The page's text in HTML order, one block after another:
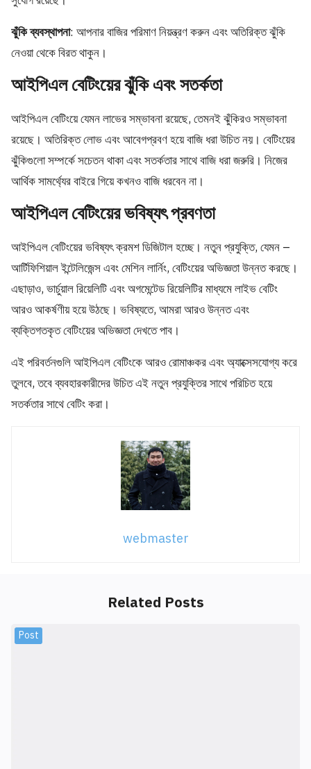
ঝুঁকি ব্যবস্থাপনা: আপনার বাজির পরিমাণ নিয়ন্ত্রণ করুন এবং অতিরিক্ত ঝুঁকি
নেওয়া থেকে বিরত থাকুন।
আইপিএল বেটিংয়ের ঝুঁকি এবং সতর্কতা
আইপিএল বেটিংয়ে যেমন লাভের সম্ভাবনা রয়েছে, তেমনই ঝুঁকিরও সম্ভাবনা
রয়েছে। অতিরিক্ত লোভ এবং আবেগপ্রবণ হয়ে বাজি ধরা উচিত নয়। বেটিংয়ের
ঝুঁকিগুলো সম্পর্কে সচেতন থাকা এবং সতর্কতার সাথে বাজি ধরা জরুরি। নিজের
আর্থিক সামর্থ্যের বাইরে গিয়ে কখনও বাজি ধরবেন না।
আইপিএল বেটিংয়ের ভবিষ্যৎ প্রবণতা
আইপিএল বেটিংয়ের ভবিষ্যৎ ক্রমশ ডিজিটাল হচ্ছে। নতুন প্রযুক্তি, যেমন –
আর্টিফিশিয়াল ইন্টেলিজেন্স এবং মেশিন লার্নিং, বেটিংয়ের অভিজ্ঞতা উন্নত করছে।
এছাড়াও, ভার্চুয়াল রিয়েলিটি এবং অগমেন্টেড রিয়েলিটির মাধ্যমে লাইভ বেটিং
আরও আকর্ষণীয় হয়ে উঠছে। ভবিষ্যতে, আমরা আরও উন্নত এবং
ব্যক্তিগতকৃত বেটিংয়ের অভিজ্ঞতা দেখতে পাব।
এই পরিবর্তনগুলি আইপিএল বেটিংকে আরও রোমাঞ্চকর এবং অ্যাক্সেসযোগ্য করে
তুলবে, তবে ব্যবহারকারীদের উচিত এই নতুন প্রযুক্তির সাথে পরিচিত হয়ে
সতর্কতার সাথে বেটিং করা।
webmaster
Related Posts
Post